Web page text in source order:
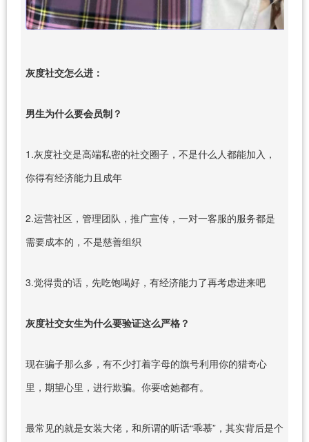
灰度社交怎么进：
男生为什么要会员制？
1.灰度社交是高端私密的社交圈子，不是什么人都能加入，
你得有经济能力且成年
2.运营社区，管理团队，推广宣传，一对一客服的服务都是
需要成本的，不是慈善组织
3.觉得贵的话，先吃饱喝好，有经济能力了再考虑进来吧
灰度社交女生为什么要验证这么严格？
现在骗子那么多，有不少打着字母的旗号利用你的猎奇心
里，期望心里，进行欺骗。你要啥她都有。
最常见的就是女装大佬，和所谓的听话“乖慕”，其实背后是个